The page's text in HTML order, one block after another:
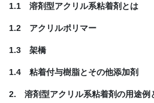
1.1 溶剤型アクリル系粘着剤とは
1.2 アクリルポリマー
1.3 架橋
1.4 粘着付与樹脂とその他添加剤
2. 溶剤型アクリル系粘着剤の用途例